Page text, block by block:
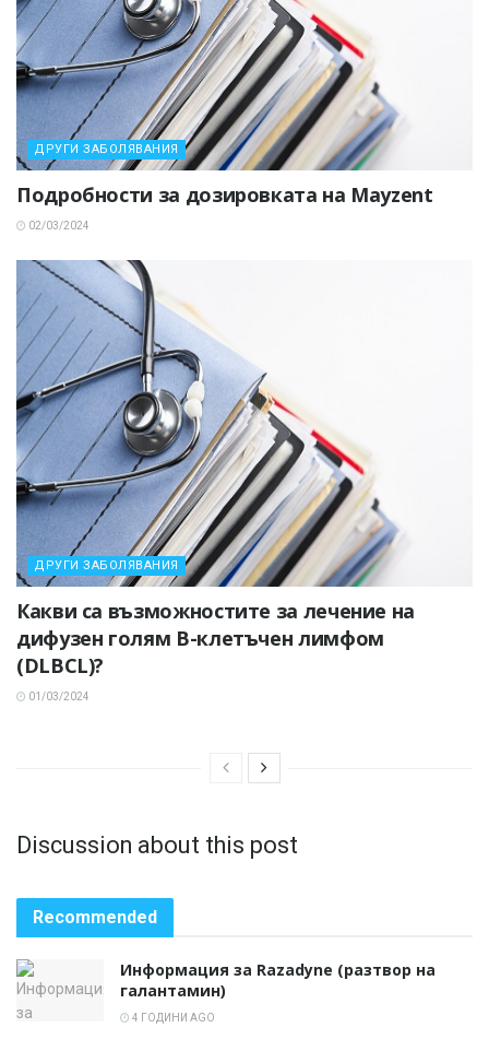
ДРУГИ ЗАБОЛЯВАНИЯ
Подробности за дозировката на Mayzent
02/03/2024
ДРУГИ ЗАБОЛЯВАНИЯ
Какви са възможностите за лечение на
дифузен голям В-клетъчен лимфом
(DLBCL)?
01/03/2024
Discussion about this post
Recommended
Информация за Razadyne (разтвор на
галантамин)
4 ГОДИНИ AGO